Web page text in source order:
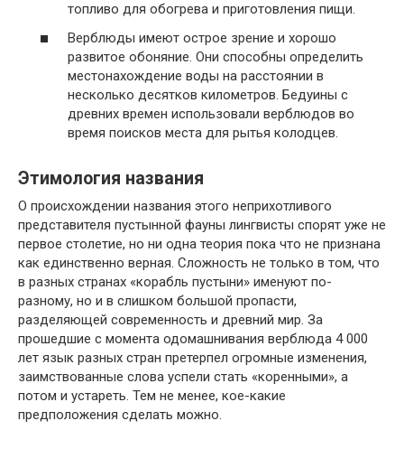
топливо для обогрева и приготовления пищи.
Верблюды имеют острое зрение и хорошо
развитое обоняние. Они способны определить
местонахождение воды на расстоянии в
несколько десятков километров. Бедуины с
древних времен использовали верблюдов во
время поисков места для рытья колодцев.
Этимология названия
О происхождении названия этого неприхотливого
представителя пустынной фауны лингвисты спорят уже не
первое столетие, но ни одна теория пока что не признана
как единственно верная. Сложность не только в том, что
в разных странах «корабль пустыни» именуют по-
разному, но и в слишком большой пропасти,
разделяющей современность и древний мир. За
прошедшие с момента одомашнивания верблюда 4 000
лет язык разных стран претерпел огромные изменения,
заимствованные слова успели стать «коренными», а
потом и устареть. Тем не менее, кое-какие
предположения сделать можно.